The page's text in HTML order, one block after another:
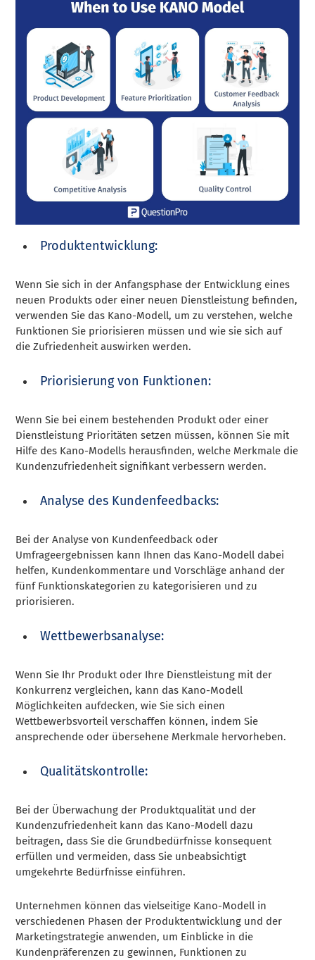
Produktentwicklung:
Wenn Sie sich in der Anfangsphase der Entwicklung eines
neuen Produkts oder einer neuen Dienstleistung befinden,
verwenden Sie das Kano-Modell, um zu verstehen, welche
Funktionen Sie priorisieren müssen und wie sie sich auf
die Zufriedenheit auswirken werden.
Priorisierung von Funktionen:
Wenn Sie bei einem bestehenden Produkt oder einer
Dienstleistung Prioritäten setzen müssen, können Sie mit
Hilfe des Kano-Modells herausfinden, welche Merkmale die
Kundenzufriedenheit signifikant verbessern werden.
Analyse des Kundenfeedbacks:
Bei der Analyse von Kundenfeedback oder
Umfrageergebnissen kann Ihnen das Kano-Modell dabei
helfen, Kundenkommentare und Vorschläge anhand der
fünf Funktionskategorien zu kategorisieren und zu
priorisieren.
Wettbewerbsanalyse:
Wenn Sie Ihr Produkt oder Ihre Dienstleistung mit der
Konkurrenz vergleichen, kann das Kano-Modell
Möglichkeiten aufdecken, wie Sie sich einen
Wettbewerbsvorteil verschaffen können, indem Sie
ansprechende oder übersehene Merkmale hervorheben.
Qualitätskontrolle:
Bei der Überwachung der Produktqualität und der
Kundenzufriedenheit kann das Kano-Modell dazu
beitragen, dass Sie die Grundbedürfnisse konsequent
erfüllen und vermeiden, dass Sie unbeabsichtigt
umgekehrte Bedürfnisse einführen.
Unternehmen können das vielseitige Kano-Modell in
verschiedenen Phasen der Produktentwicklung und der
Marketingstrategie anwenden, um Einblicke in die
Kundenpräferenzen zu gewinnen, Funktionen zu